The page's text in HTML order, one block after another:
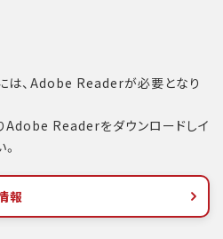
は、Adobe Readerが必要となり
Adobe Readerをダウンロードしイ
報